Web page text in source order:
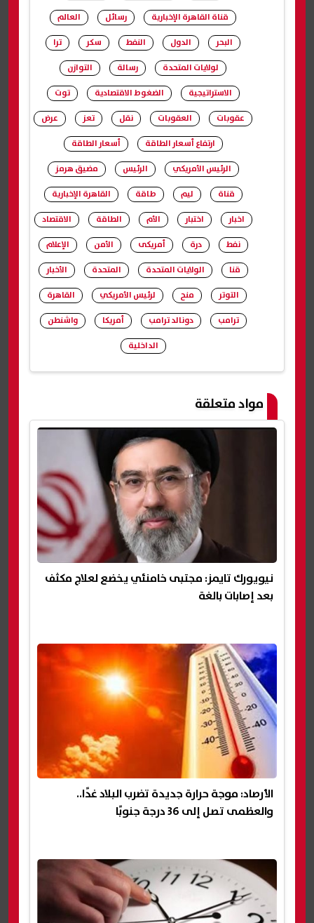
قناة القاهرة الإخبارية
رسائل
العالم
البحر
الدول النفط سكر
ترا
لولايات المتحدة
رسالة
التوازن
الاستراتيجية
الضغوط الاقتصادية
توت
عقوبات
العقوبات نقل تعز
عرض
ارتفاع أسعار الطاقة
أسعار الطاقة
الرئيس الأمريكي
الرئيس
مضيق هرمز
قناة
ليم طاقة
القاهرة الإخبارية
اخبار
اختبار الأم الطاقة
الاقتصاد
نفط
درة أمريكى الأمن
الإعلام
قنا
الولايات المتحدة المتحدة
الأخبار
التوتر
منح لرئيس الأمريكي
القاهرة
ترامب
دونالد ترامب أمريكا
واشنطن
الداخلية
مواد متعلقة
نيويورك تايمز: مجتبى خامنئي يخضع لعلاج مكثف
بعد إصابات بالغة
الأرصاد: موجة حرارة جديدة تضرب البلاد غدًا..
والعظمى تصل إلى 36 درجة جنوبًا